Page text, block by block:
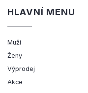
HLAVNÍ MENU
Muži
Ženy
Výprodej
Akce